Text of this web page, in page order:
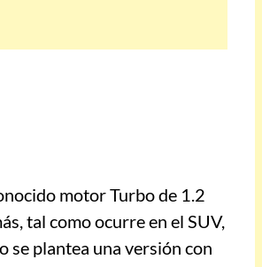
motor Turbo de 1.2
tal como ocurre en el SUV,
se plantea una versión con